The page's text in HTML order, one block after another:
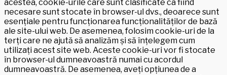
acestea, cookie-urile care sunt clasificate ca fiind
necesare sunt stocate în browser-ul dvs., deoarece sunt
esențiale pentru funcționarea funcționalităților de bază
ale site-ului web. De asemenea, folosim cookie-uri de la
terți care ne ajută să analizăm și să înțelegem cum
utilizați acest site web. Aceste cookie-uri vor fi stocate
în browser-ul dumneavoastră numai cu acordul
dumneavoastră. De asemenea, aveți opțiunea de a